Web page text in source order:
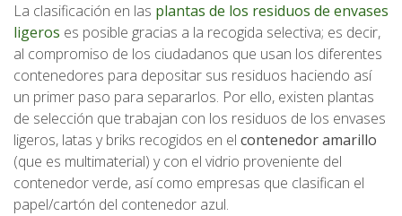
La clasificación en las plantas de los residuos de envases
ligeros es posible gracias a la recogida selectiva; es decir,
al compromiso de los ciudadanos que usan los diferentes
contenedores para depositar sus residuos haciendo así
un primer paso para separarlos. Por ello, existen plantas
de selección que trabajan con los residuos de los envases
ligeros, latas y briks recogidos en el contenedor amarillo
(que es multimaterial) y con el vidrio proveniente del
contenedor verde, así como empresas que clasifican el
papel/cartón del contenedor azul.